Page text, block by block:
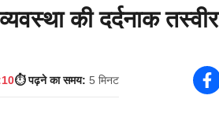
की दर्दनाक तस्वीर
⏱️ पढ़ने का समय: 5 मिनट